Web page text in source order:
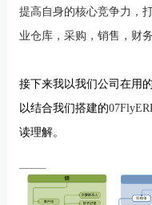
提高自身的核心竞争力，
业仓库，采购，销售，财
接下来我以我们公司在用的
以结合我们搭建的
读理解。